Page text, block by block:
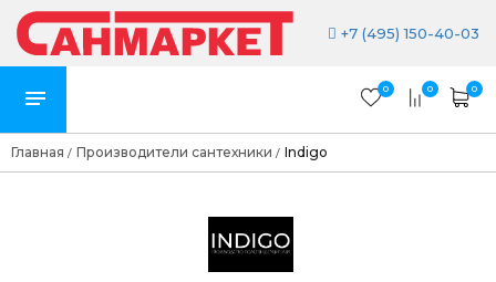
+7 (495) 150-40-03
0 0 0
Главная / Производители сантехники / Indigo